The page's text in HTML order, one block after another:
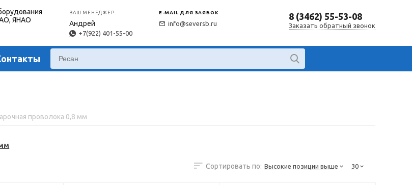
ЯНАО
ВАШ МЕНЕДЖЕР
Андрей
+7(922) 401-55-00
E-MAIL ДЛЯ ЗАЯВОК
info@seversb.ru
8 (3462) 55-53-08
Заказать обратный звонок
проволока 0,8 мм
Сортировать по: Высокие позиции выше 30